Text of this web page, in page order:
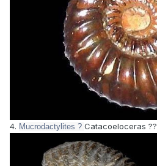
4. Mucrodactylites ? Catacoeloceras ??